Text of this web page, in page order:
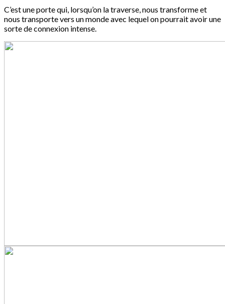
C’est une porte qui, lorsqu’on la traverse, nous transforme et
nous transporte vers un monde avec lequel on pourrait avoir une
sorte de connexion intense.